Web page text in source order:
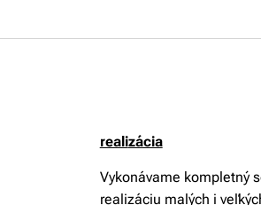
realizácia
Vykonávame kompletný
realizáciu malých i